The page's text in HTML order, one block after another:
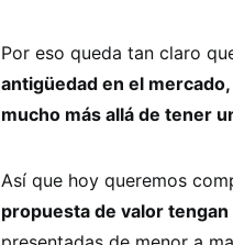
Por eso queda tan claro
antigüedad en el
mucho más allá de tener
Así que hoy queremos
propuesta de valor